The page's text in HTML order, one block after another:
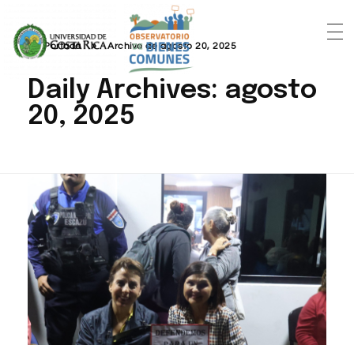
Portada » Archivo de agosto 20, 2025
Daily Archives: agosto
20, 2025